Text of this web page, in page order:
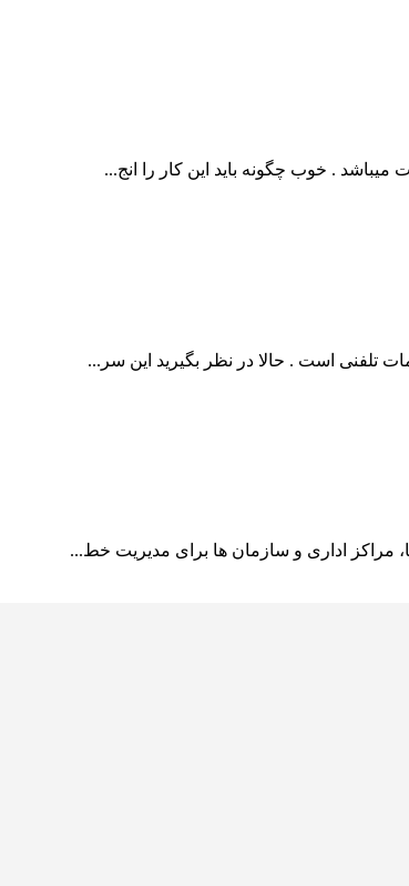
. خوب چگونه باید این کار را انج...
تلفنی است . حالا در نظر بگیرید این سر...
مراکز اداری و سازمان ها برای مدیریت خط...